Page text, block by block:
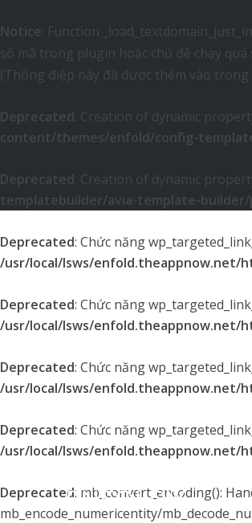
Notice: Function
số mã trong plugin hoặc chủ đề chạy
(Thông điệp này đã được thêm vào trong
Deprecated: Creation of dynamic
content/themes/enfold/config-
Deprecated: Creation of dynamic
templatebuilder/avia-template-builder/
Deprecated: Chức năng
/usr/local/lsws/enfold.theappnow.net/
Deprecated: Chức năng
/usr/local/lsws/enfold.theappnow.net/
Deprecated: Chức năng
/usr/local/lsws/enfold.theappnow.net/
Deprecated: Chức năng
/usr/local/lsws/enfold.theappnow.net/
Deprecated: mb_convert_encoding():
mb_encode_numericentity/